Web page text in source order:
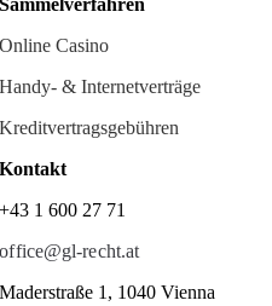
Sammelverfahren
Online Casino
Handy- & Internetverträge
Kreditvertragsgebühren
Kontakt
+43 1 600 27 71
office@gl-recht.at
Maderstraße 1, 1040 Vienna